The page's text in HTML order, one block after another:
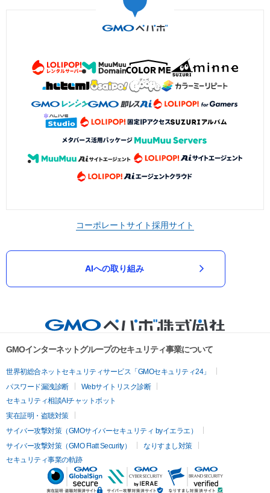
コーポレートサイト採用サイト
AIへの取り組み
GMOインターネットグループのセキュリティ事業について
世界初総合ネットセキュリティサービス「GMOセキュリティ24」
パスワード漏洩診断
Webサイトリスク診断
セキュリティ相談AIチャットボット
実在証明・盗聴対策
サイバー攻撃対策（GMOサイバーセキュリティ byイエラエ）
サイバー攻撃対策（GMO Flatt Security）
なりすまし対策
セキュリティ事業の軌跡